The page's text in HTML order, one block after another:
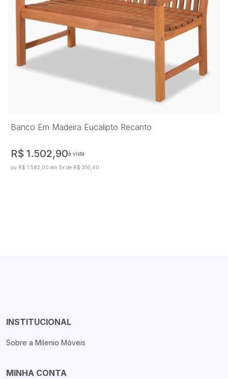
Banco Em Madeira Eucalipto Recanto
R$ 1.502,90à vista
ou R$ 1.582,00 em 5x de R$ 316,40
INSTITUCIONAL
Sobre a Milenio Móveis
MINHA CONTA